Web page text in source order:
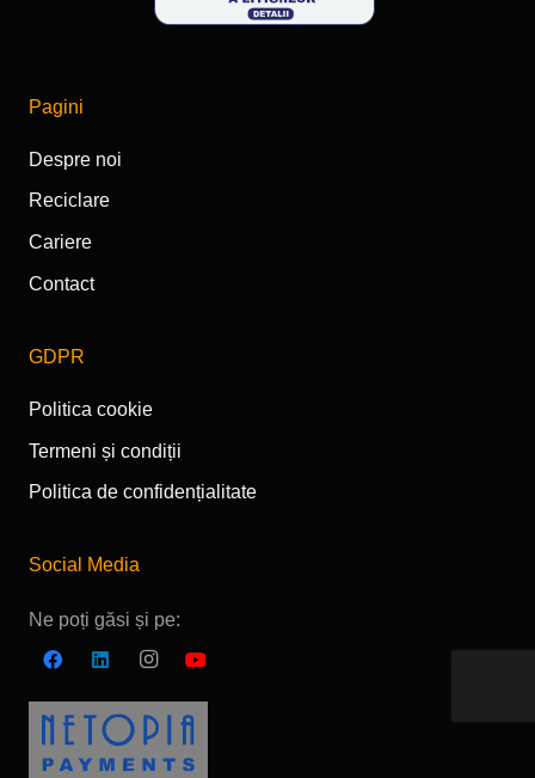
Pagini
Despre noi
Reciclare
Cariere
Contact
GDPR
Politica cookie
Termeni și condiții
Politica de confidențialitate
Social Media
Ne poți găsi și pe: